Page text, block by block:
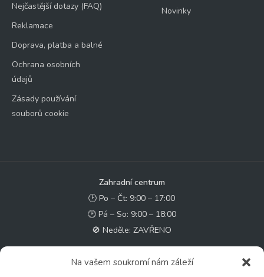
Na vašem soukromí nám záleží
Nejčastější dotazy (FAQ)
Reklamace
Doprava, platba a balné
Ochrana osobních
údajů
Zásady používání
souborů cookie
Novinky
Zahradní centrum
🕑 Po – Čt: 9:00 – 17:00
🕑 Pá – So: 9:00 – 18:00
🚫 Neděle: ZAVŘENO
Květinářství